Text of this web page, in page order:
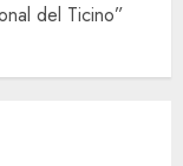
del Ticino”